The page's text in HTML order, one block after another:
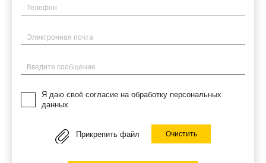
Телефон
Электронная почта
Введите сообщение
Я даю своё согласие на обработку персональных
данных
Прикрепить файл Очистить